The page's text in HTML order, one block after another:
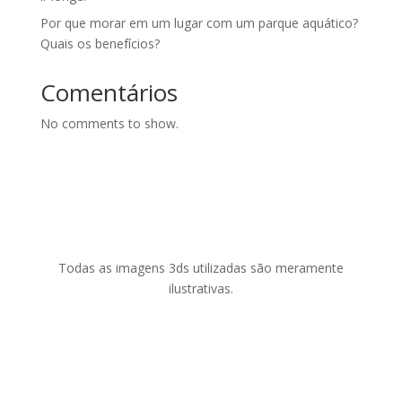
Por que morar em um lugar com um parque aquático?
Quais os benefícios?
Comentários
No comments to show.
Todas as imagens 3ds utilizadas são meramente
ilustrativas.